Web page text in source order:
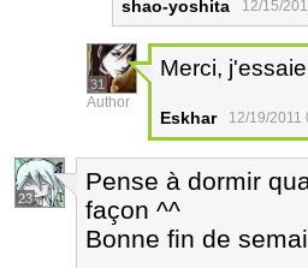
shao-yoshita 12/15/
31
Author
Merci,
Eskhar 12/19/2011
23
Pense à dormir
façon ^^
Bonne fin de